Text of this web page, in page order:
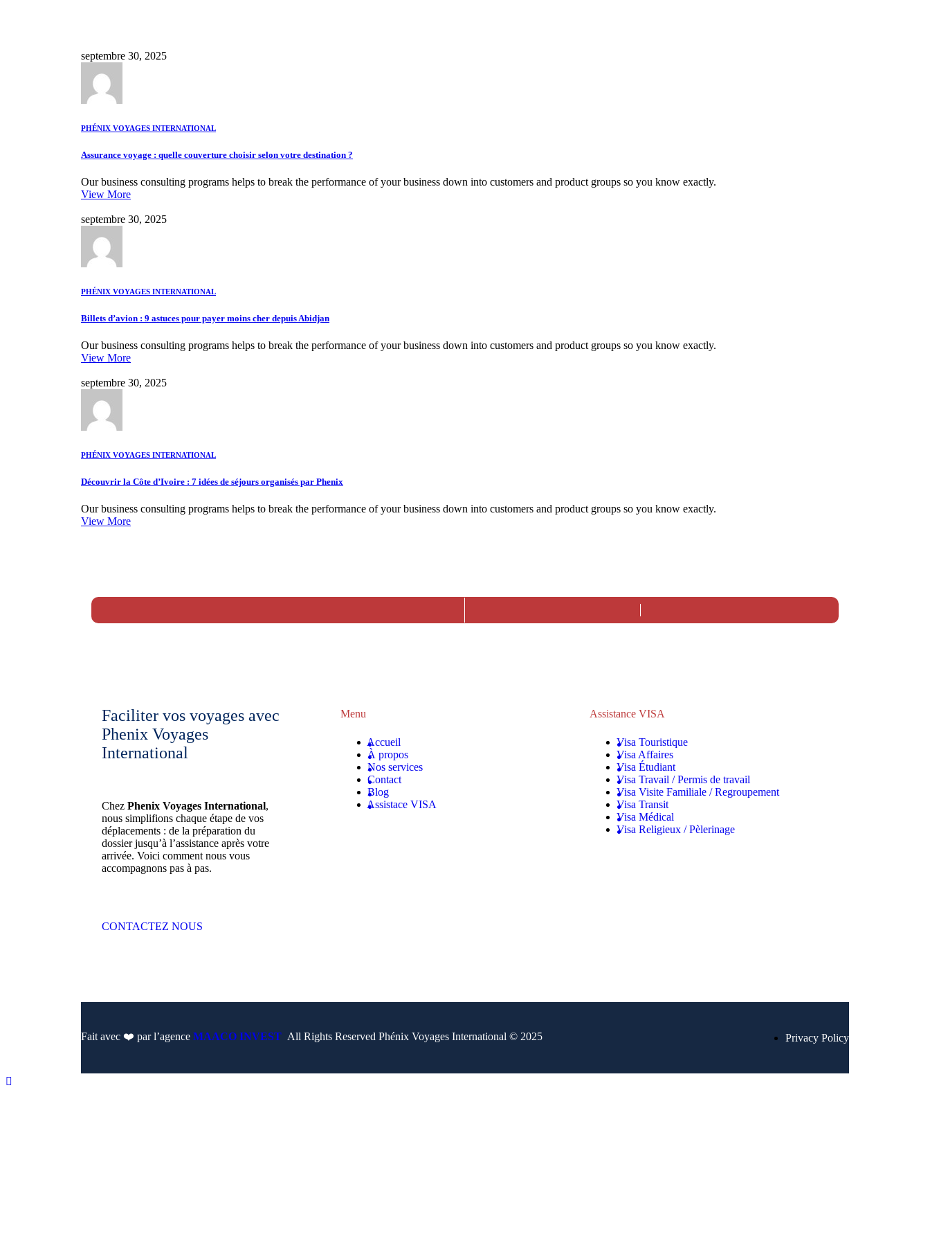
septembre 30, 2025
PHÉNIX VOYAGES INTERNATIONAL
Assurance voyage : quelle couverture choisir selon votre destination ?
Our business consulting programs helps to break the performance of your business down into customers and product groups so you know exactly.
View More
septembre 30, 2025
PHÉNIX VOYAGES INTERNATIONAL
Billets d’avion : 9 astuces pour payer moins cher depuis Abidjan
Our business consulting programs helps to break the performance of your business down into customers and product groups so you know exactly.
View More
septembre 30, 2025
PHÉNIX VOYAGES INTERNATIONAL
Découvrir la Côte d’Ivoire : 7 idées de séjours organisés par Phenix
Our business consulting programs helps to break the performance of your business down into customers and product groups so you know exactly.
View More
Faciliter vos voyages avec
Phenix Voyages
International
Chez Phenix Voyages International,
nous simplifions chaque étape de vos
déplacements : de la préparation du
dossier jusqu’à l’assistance après votre
arrivée. Voici comment nous vous
accompagnons pas à pas.
CONTACTEZ NOUS
Menu
Accueil
À propos
Nos services
Contact
Blog
Assistace VISA
Assistance VISA
Visa Touristique
Visa Affaires
Visa Étudiant
Visa Travail / Permis de travail
Visa Visite Familiale / Regroupement
Visa Transit
Visa Médical
Visa Religieux / Pèlerinage
Fait avec ❤️ par l’agence MAACO INVEST All Rights Reserved Phénix Voyages International © 2025 Privacy Policy